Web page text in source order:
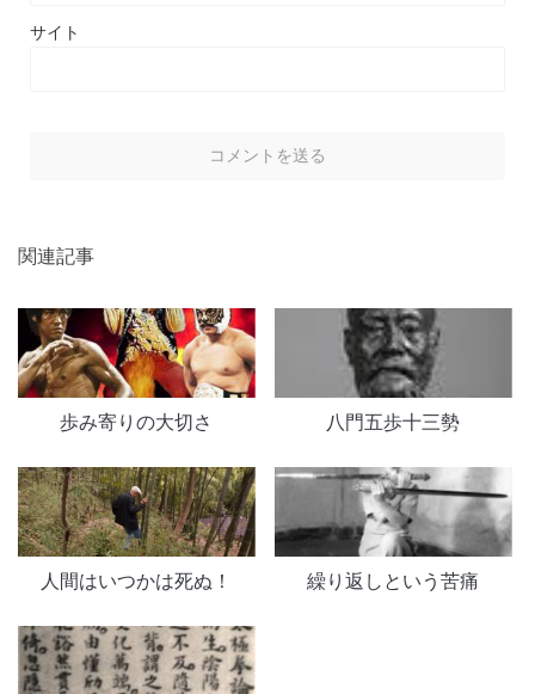
サイト
関連記事
歩み寄りの大切さ 八門五歩十三勢
人間はいつかは死ぬ！ 繰り返しという苦痛